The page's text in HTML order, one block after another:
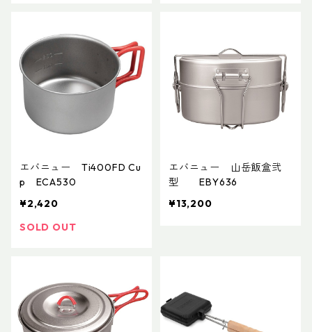
エバニュー Ti400FD Cu
p ECA530
¥2,420
SOLD OUT
エバニュー 山岳飯盒弐
型 EBY636
¥13,200